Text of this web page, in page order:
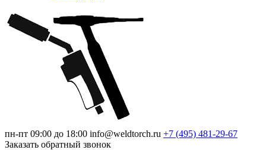
пн-пт 09:00 до 18:00 info@weldtorch.ru +7 (495) 481-29-67
Заказать обратный звонок